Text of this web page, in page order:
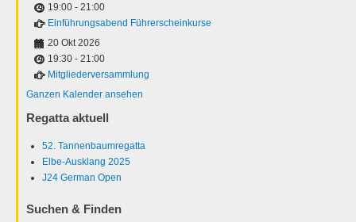
19:00 - 21:00
Einführungsabend Führerscheinkurse
20 Okt 2026
19:30 - 21:00
Mitgliederversammlung
Ganzen Kalender ansehen
Regatta aktuell
52. Tannenbaumregatta
Elbe-Ausklang 2025
J24 German Open
Suchen & Finden